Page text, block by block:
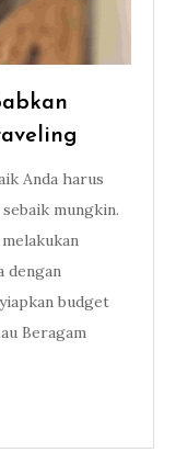
Anda harus
mungkin.
dengan
budget
Beragam